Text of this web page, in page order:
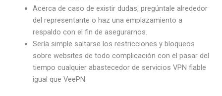
Acerca de caso de existir dudas, pregúntale alrededor
del representante o haz una emplazamiento a
respaldo con el fin de asegurarnos.
Serí­a simple saltarse los restricciones y bloqueos
sobre websites de todo complicación con el pasar del
tiempo cualquier abastecedor de servicios VPN fiable
igual que VeePN.